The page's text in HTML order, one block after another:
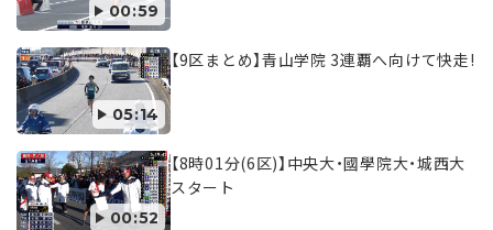
00:59
05:14
【9区まとめ】青山学院 3連覇へ向けて快走!
00:52
【8時01分(6区)】中央大・國學院大・城西大
スタート